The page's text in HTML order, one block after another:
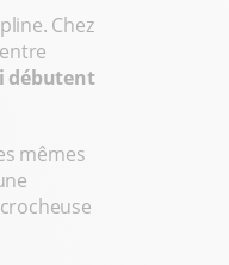
Chez
débutent
mêmes